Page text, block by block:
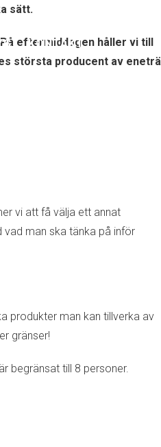
KONTAKT
sätt.
eftermiddagen håller vi till
största producent av eneträ
vi att få välja ett annat
vad man ska tänka på inför
produkter man kan tillverka av
gränser!
begränsat till 8 personer.